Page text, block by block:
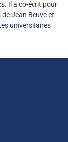
Il a co-écrit pour
de Jean Beuve et
universitaires